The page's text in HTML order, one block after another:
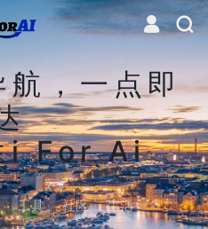
，一点即
i For Ai
工具 社区 生活